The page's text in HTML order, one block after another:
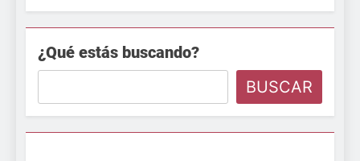
¿Qué estás buscando?
BUSCAR